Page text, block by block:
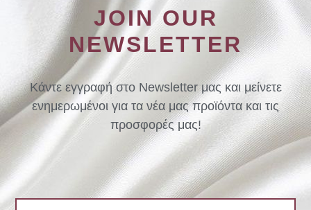
JOIN OUR
NEWSLETTER
Κάντε εγγραφή στο Newsletter μας και μείνετε
ενημερωμένοι για τα νέα μας προϊόντα και τις
προσφορές μας!